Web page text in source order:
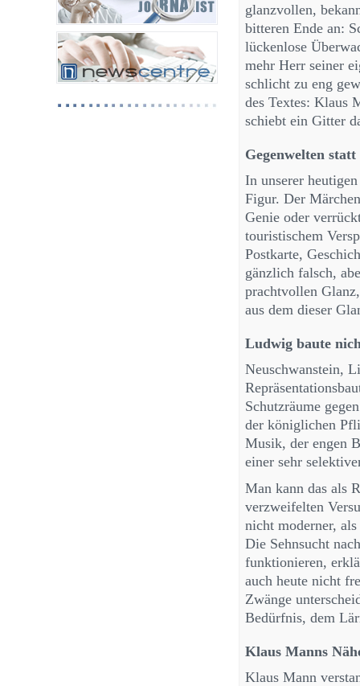
glanzvollen,
bitteren Ende an:
lückenlose
mehr Herr seiner
schlicht zu eng
des Textes: Klaus
schiebt ein Gitter
Gegenwelten
In unserer
Figur. Der
Genie oder
touristischem
Postkarte,
gänzlich falsch,
prachtvollen
aus dem dieser
Ludwig baute
Neuschwanstein,
Schutzräume
der königlichen
Musik, der engen
einer sehr
Man kann das als
verzweifelten
nicht moderner,
Die Sehnsucht
funktionieren,
auch heute nicht
Zwänge
Bedürfnis, dem
Klaus Manns
Klaus Mann